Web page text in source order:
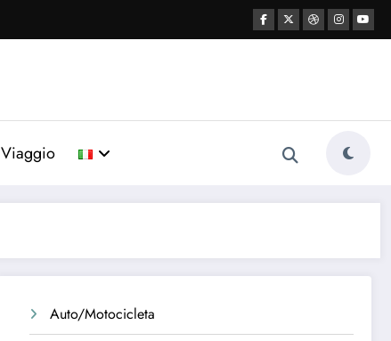
Viaggio
Auto/Motocicleta